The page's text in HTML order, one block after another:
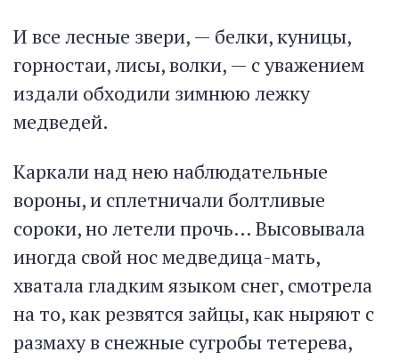
И все лесные звери, — белки, куницы,
горностаи, лисы, волки, — с уважением
издали обходили зимнюю лежку
медведей.
Каркали над нею наблюдательные
вороны, и сплетничали болтливые
сороки, но летели прочь… Высовывала
иногда свой нос медведица-мать,
хватала гладким языком снег, смотрела
на то, как резвятся зайцы, как ныряют с
размаху в снежные сугробы тетерева,